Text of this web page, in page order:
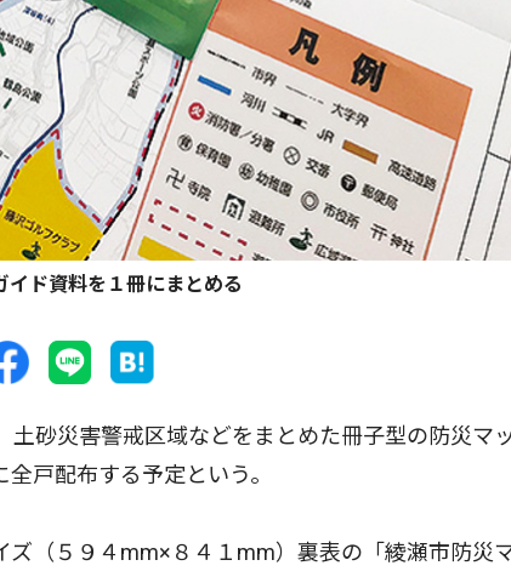
イド資料を１冊にまとめる
砂災害警戒区域などをまとめた冊子型の防災マ
戸配布する予定という。
（５９４mm×８４１mm）裏表の「綾瀬市防災